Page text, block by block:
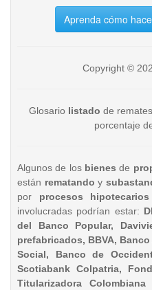
Aprenda cómo
Copyright ©
Glosario listado de
porcentaje
Algunos de los bienesde
están rematando y
por procesos
involucradas podrían estar:
del Banco Popular,
prefabricados, BBVA,
Social, Banco de
Scotiabank Colpatria,
Titularizadora